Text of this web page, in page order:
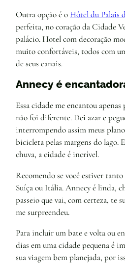
Outra opção é o Hôtel du Palais
perfeita, no coração da Cidade
palácio. Hotel com decoração
muito confortáveis, todos com
de seus canais.
Annecy é
Essa cidade me encantou
não foi diferente. Dei azar e
interrompendo assim meus
bicicleta pelas margens do lago.
chuva, a cidade é incrível.
Recomendo se você estiver
Suíça ou Itália. Annecy é linda,
passeio que vai, com certeza, te
me surpreendeu.
Para incluir um bate e volta ou
dias em uma cidade pequena é
sua viagem bem planejada, por